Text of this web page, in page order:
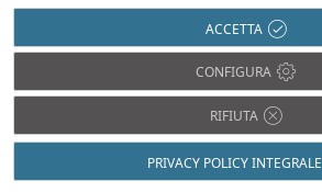
Acciaio
Legno
ACCETTA
CONFIGURA
RIFIUTA
PRIVACY POLICY INTEGRALE